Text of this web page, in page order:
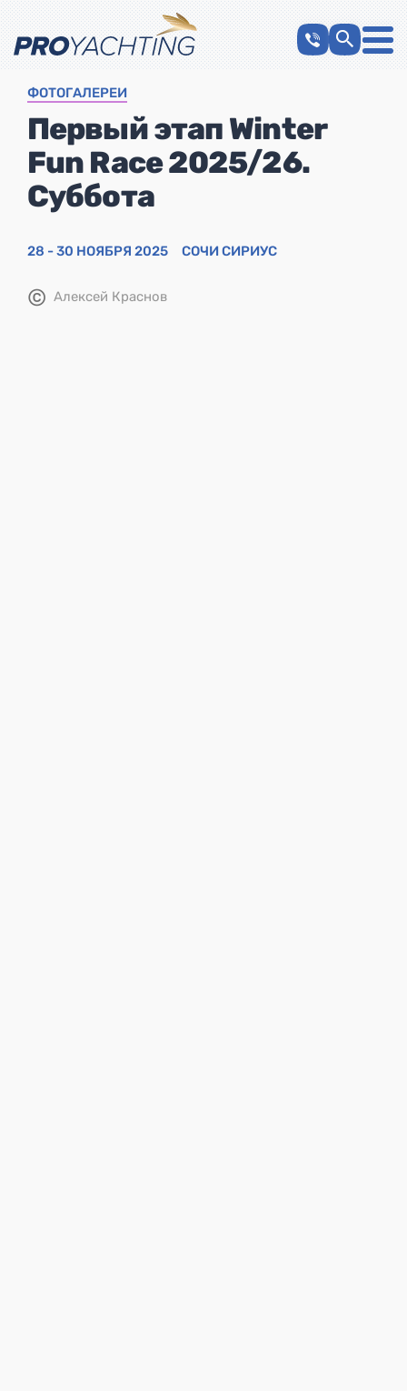
ФОТОГАЛЕРЕИ
Первый этап Winter
Fun Race 2025/26.
Суббота
28 - 30 НОЯБРЯ 2025 СОЧИ СИРИУС
© Алексей Краснов